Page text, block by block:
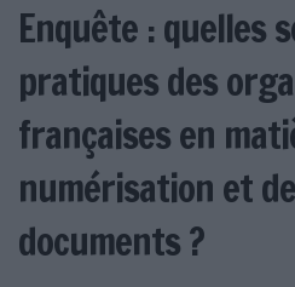
LES NEWSLETTERS
LE MAGAZINE
LES GUIDES PRATIQUES
LES BASES DE DONNÉES
L'ESPACE EMPLOI
Enquête : quelles
pratiques des
françaises en
numérisation et
documents ?